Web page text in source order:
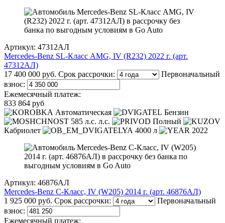
Артикул: 47312АЛ
Mercedes-Benz SL-Класс AMG, IV (R232) 2022 г. (арт.
47312АЛ)
17 400 000 руб. Срок рассрочки:
Первоначальный
взнос:
Ежемесячный платеж:
833 864 руб
Автоматическая
Бензин
585 л.с. л.с.
Полный
Кабриолет
4000 л 2022
Артикул: 46876АЛ
Mercedes-Benz C-Класс, IV (W205) 2014 г. (арт. 46876АЛ)
1 925 000 руб. Срок рассрочки:
Первоначальный
взнос:
Ежемесячный платеж: